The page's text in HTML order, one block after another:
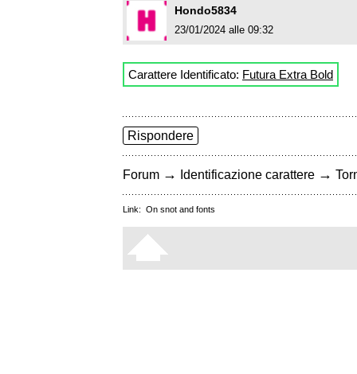
Hondo5834
23/01/2024 alle 09:32
Carattere Identificato: Futura Extra Bold
Rispondere
Forum → Identificazione carattere →
Link: On snot and fonts